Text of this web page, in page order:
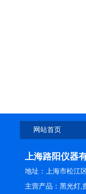
网站首页
上海路阳仪器
地址：上海市松江
主营产品：黑光灯,